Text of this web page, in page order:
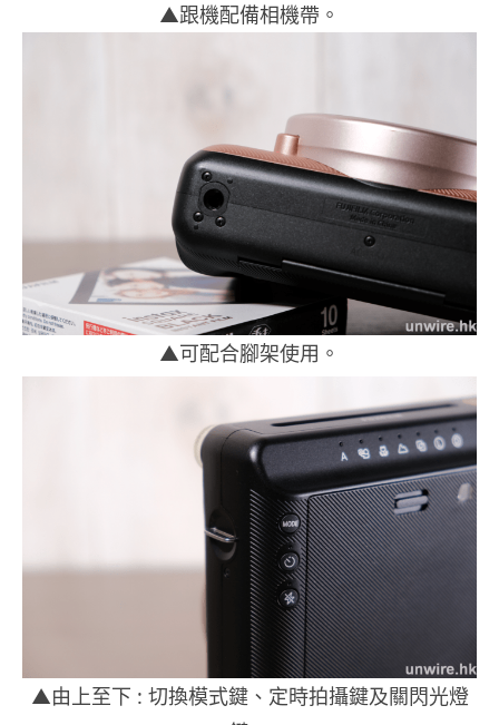
▲跟機配備相機帶。
▲可配合腳架使用。
▲由上至下 : 切換模式鍵、定時拍攝鍵及關閃光燈